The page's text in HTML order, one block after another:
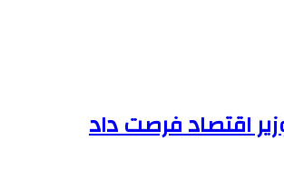
اقتصاد فرصت داد